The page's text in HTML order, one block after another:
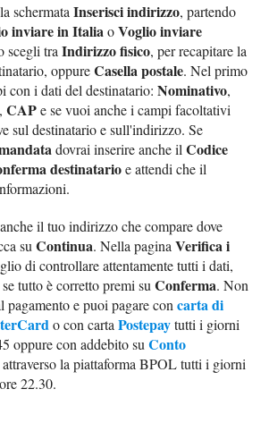
schermataInserisci indirizzo, partendo
inviare in ItaliaoVoglio inviare
scegli traIndirizzo fisico, per recapitare la
oppureCasella postale. Nel primo
con i dati del destinatario:Nominativo,
,CAPe se vuoi anche i campi facoltativi
sul destinatario e sull'indirizzo. Se
dovrai inserire anche ilCodice
destinatarioe attendi che il
il tuo indirizzo che compare dove
suContinua. Nella paginaVerifica i
di controllare attentamente tutti i dati,
tutto è corretto premi suConferma. Non
pagamento e puoi pagare concarta di
o con cartaPostepaytutti i giorni
oppure con addebito suConto
attraverso la piattaforma BPOL tutti i giorni
22.30.